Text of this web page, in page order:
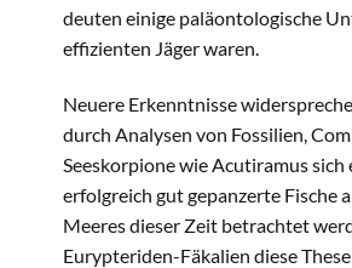
deuten einige paläontologische
effizienten Jäger waren.
Neuere Erkenntnisse
durch Analysen von Fossilien,
Seeskorpione wie Acutiramus
erfolgreich gut gepanzerte Fische
Meeres dieser Zeit betrachtet
Eurypteriden-Fäkalien diese